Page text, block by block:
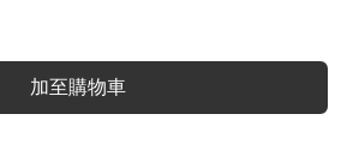
加至購物車